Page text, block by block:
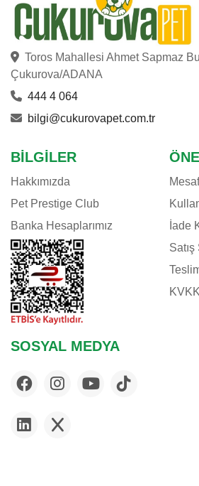
Toros Mahallesi Ahmet Sapmaz
Çukurova/ADANA
444 4 064
bilgi@cukurovapet.com.tr
BILGILER
Hakkımızda
Pet Prestige Club
Banka Hesaplarımız
İade
SOSYAL MEDYA